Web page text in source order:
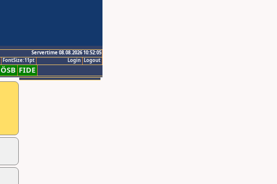
Servertime 08.08.2026 10:52:05
Logout
Login
FontSize:11pt
ÖSB FIDE